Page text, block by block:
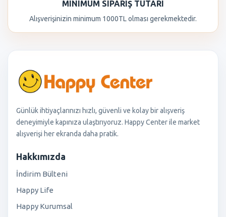
MINIMUM SIPARIŞ TUTARI
Alışverişinizin minimum 1000TL olması gerekmektedir.
Günlük ihtiyaçlarınızı hızlı, güvenli ve kolay bir alışveriş
deneyimiyle kapınıza ulaştırıyoruz. Happy Center ile market
alışverişi her ekranda daha pratik.
Hakkımızda
İndirim Bülteni
Happy Life
Happy Kurumsal